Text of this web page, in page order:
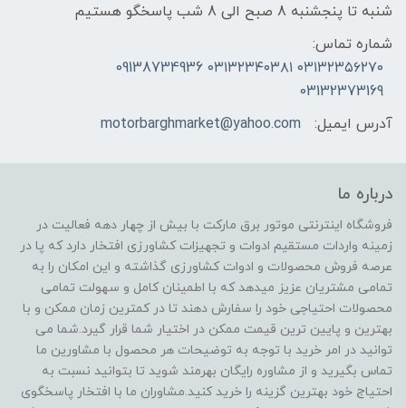
شنبه تا پنجشنبه 8 صبح الی 8 شب پاسخگو هستیم
شماره تماس:
۰۳۱۳۲۳۵۶۲۷۰ ۰۳۱۳۲۳۴۰۳۸۱ 09138734936
03132373169
آدرس ایمیل:
motorbarghmarket@yahoo.com
درباره ما
فروشگاه اینترنتی موتور برق مارکت با بیش از چهار دهه فعالیت در
زمینه واردات مستقیم ادوات و تجهیزات کشاورزی افتخار دارد که پا در
عرصه فروش محصولات و ادوات کشاورزی گذاشته و این امکان را به
تمامی مشتریان عزیز میدهد که با اطمینان کامل و سهولت تمامی
محصولات احتیاجی خود را سفارش دهند تا در کمترین زمان ممکن و با
بهترین و پایین ترین قیمت ممکن در اختیار شما قرار گیرد.شما می
توانید در امر خرید با توجه به توضیحات هر محصول با مشاورین ما
تماس بگیرید و از مشاوره رایگان بهرمند شوید تا بتوانید نسبت به
احتیاج خود بهترین گزینه را خرید کنید.مشاوران ما با افتخار پاسخگوی